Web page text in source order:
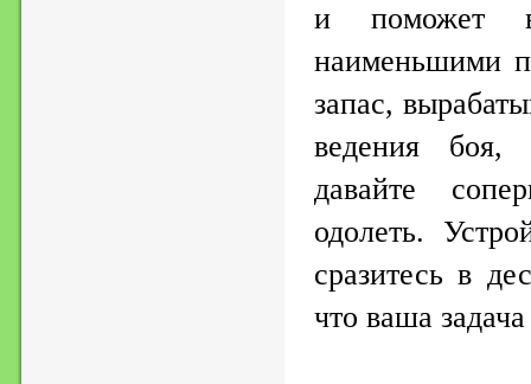
и поможет
наименьшими
запас,
ведения
давайте
одолеть.
сразитесь в
что ваша